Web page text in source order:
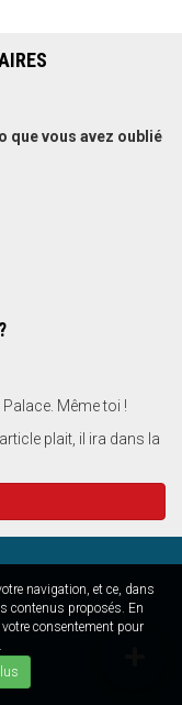
navigation, et ce, dans
contenus proposés. En
consentement pour
que vous avez oublié
Même toi !
article plait, il ira dans la